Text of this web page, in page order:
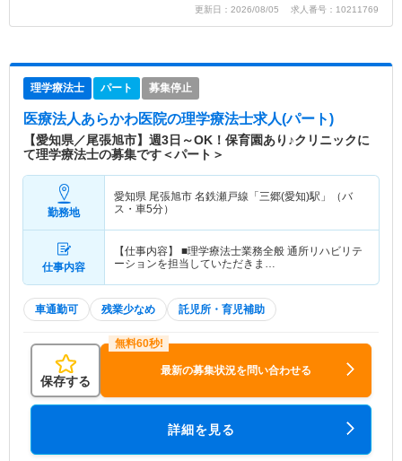
更新日：2026/08/05 求人番号：10211769
理学療法士 パート 募集停止
医療法人あらかわ医院の理学療法士求人(パート)
【愛知県／尾張旭市】週3日～OK！保育園あり♪クリニックに
て理学療法士の募集です＜パート＞
勤務地
愛知県 尾張旭市 名鉄瀬戸線「三郷(愛知)駅」（バ
ス・車5分）
仕事内容
【仕事内容】 ■理学療法士業務全般 通所リハビリテ
ーションを担当していただきま…
車通勤可 残業少なめ 託児所・育児補助
保存する
最新の募集状況を問い合わせる
詳細を見る